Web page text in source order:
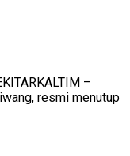
–
resmi menutup